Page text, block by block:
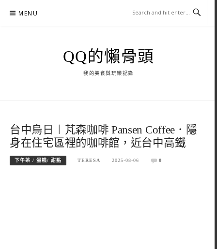
MENU
QQ的懶骨頭
我的美食與玩樂記錄
台中烏日︱芃森咖啡 Pansen Coffee．隱
身在住宅區裡的咖啡館，近台中高鐵
下午茶 / 蛋糕/ 甜點 TERESA 2025-08-06 0